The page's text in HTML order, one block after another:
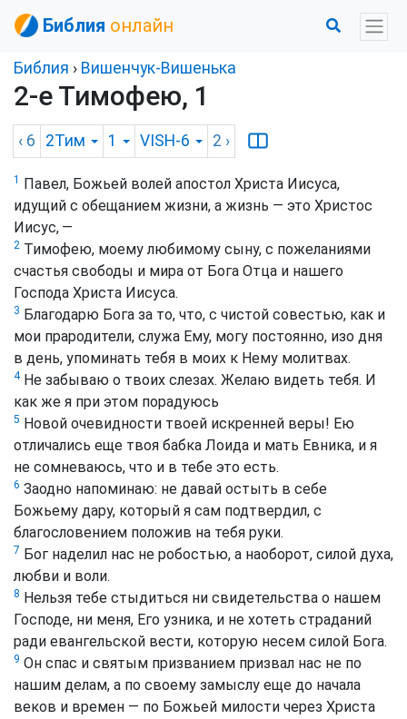
Библия онлайн
Библия › Вишенчук-Вишенька
2-е Тимофею, 1
‹ 6 2Тим 1 VISH-6 2 ›
1
Павел, Божьей волей апостол Христа Иисуса,
идущий с обещанием жизни, а жизнь — это Христос
Иисус, —
2 Тимофею, моему любимому сыну, с пожеланиями
счастья свободы и мира от Бога Отца и нашего
Господа Христа Иисуса.
3 Благодарю Бога за то, что, с чистой совестью, как и
мои прародители, служа Ему, могу постоянно, изо дня
в день, упоминать тебя в моих к Нему молитвах.
4Не забываю о твоих слезах. Желаю видеть тебя. И
как же я при этом порадуюсь
5 Новой очевидности твоей искренней веры! Ею
отличались еще твоя бабка Лоида и мать Евника, и я
не сомневаюсь, что и в тебе это есть.
6 Заодно напоминаю: не давай остыть в себе
Божьему дару, который я сам подтвердил, с
благословением положив на тебя руки.
7 Бог наделил нас не робостью, а наоборот, силой духа,
любви и воли.
8 Нельзя тебе стыдиться ни свидетельства о нашем
Господе, ни меня, Его узника, и не хотеть страданий
ради евангельской вести, которую несем силой Бога.
9 Он спас и святым призванием призвал нас не по
нашим делам, а по своему замыслу еще до начала
веков и времен — по Божьей милости через Христа